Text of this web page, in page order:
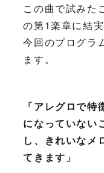
この曲で試みた
の第1楽章に結
今回のプログラ
ます。
「アレグロで
になっていない
し、きれいなメ
てきます」